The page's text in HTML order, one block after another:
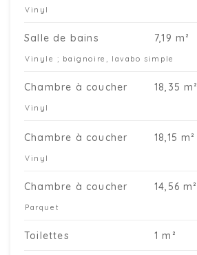
Vinyl
Salle de bains 7,19 m²
Vinyle ; baignoire, lavabo simple
Chambre à coucher 18,35 m²
Vinyl
Chambre à coucher 18,15 m²
Vinyl
Chambre à coucher 14,56 m²
Parquet
Toilettes 1 m²